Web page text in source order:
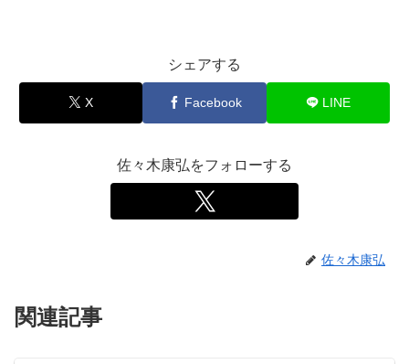
シェアする
X Facebook LINE
佐々木康弘をフォローする
佐々木康弘
関連記事